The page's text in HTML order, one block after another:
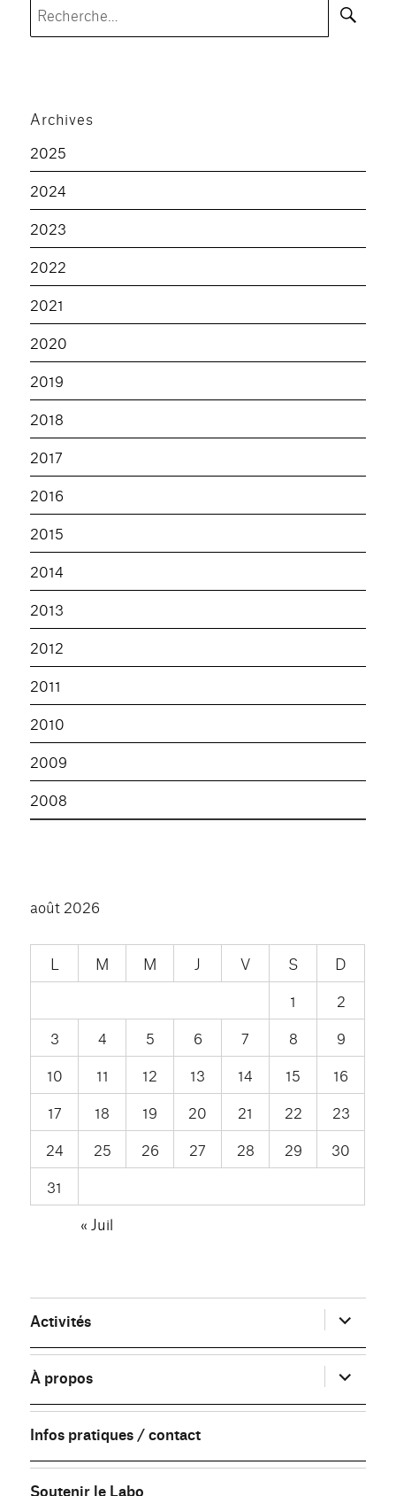
Archives
2025
2024
2023
2022
2021
2020
2019
2018
2017
2016
2015
2014
2013
2012
2011
2010
2009
2008
août 2026
L M M J V S
D
1
2
3
4 5 6 7 8
9
10
11 12 13 14 15
16
17
18 19 20 21 22
23
24
25 26 27 28 29
30
31
« Juil
Activités ouvrir
le
sous-
menu
À propos
ouvrir
le
sous-
menu
Infos pratiques / contact
Soutenir le Labo